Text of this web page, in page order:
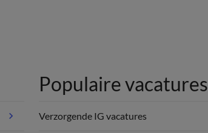
Populaire vacatures
Verzorgende IG vacatures